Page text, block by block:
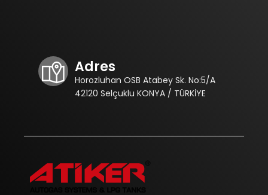
Adres
Horozluhan OSB Atabey Sk. No:5/A
42120 Selçuklu KONYA / TÜRKİYE